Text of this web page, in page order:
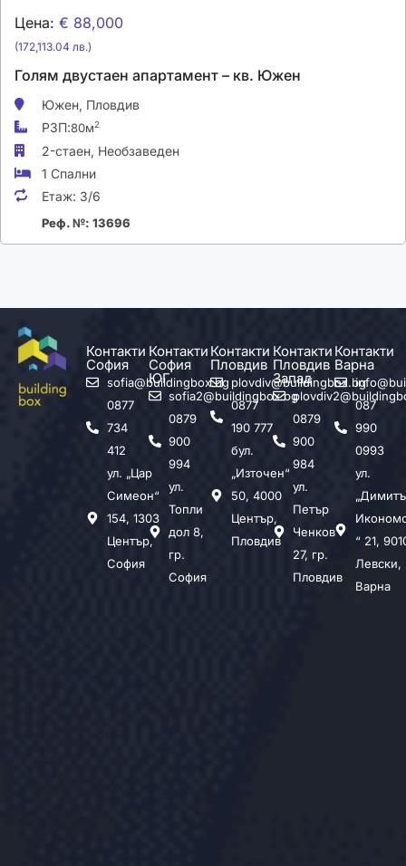
Цена: € 88,000
(172,113.04 лв.)
Голям двустаен апартамент – кв. Южен
Южен, Пловдив
РЗП:80м2
2-стаен, Необзаведен
1 Спални
Етаж: 3/6
Реф. №: 13696
Контакти
София
sofia@buildingbox.bg
0877
734
412
ул. „Цар
Симеон“
154, 1303
Център,
София
Контакти
София
ЮГ
sofia2@buildingbox.bg
0879
900
994
ул.
Топли
дол 8,
гр.
София
Контакти
Пловдив
plovdiv@buildingbox.bg
0877
190 777
бул.
„Източен“
50, 4000
Център,
Пловдив
Контакти
Пловдив
Запад
0879
900
984
ул.
Петър
Ченков
27, гр.
Пловдив
Контакти
Варна
087
990
0993
ул.
“ 21,
Левски,
Варна